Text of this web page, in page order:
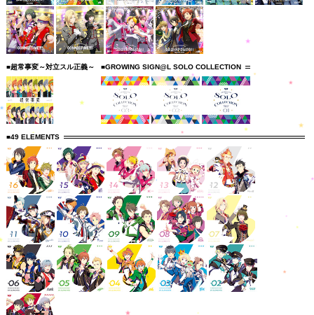
■超常事変～対立スル正義～ ■GROWING SIGN@L SOLO COLLECTION
■49 ELEMENTS